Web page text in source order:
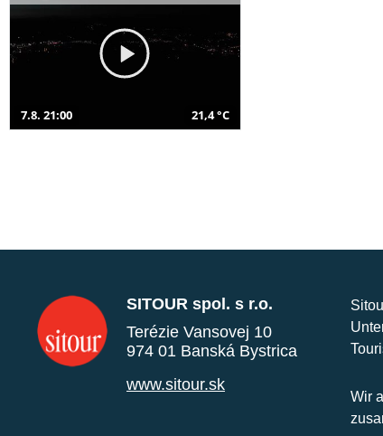
7.8. 21:00 21,4 °C
SITOUR spol. s r.o.
Terézie Vansovej 10
974 01 Banská Bystrica
www.sitour.sk
Wir